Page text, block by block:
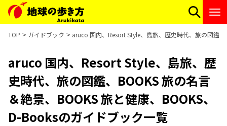
TOP ガイドブック aruco 国内、Resort Style、島旅、歴史時代、旅の図鑑
aruco 国内、Resort Style、島旅、歴
史時代、旅の図鑑、BOOKS 旅の名言
＆絶景、BOOKS 旅と健康、BOOKS、
D-Booksのガイドブック一覧